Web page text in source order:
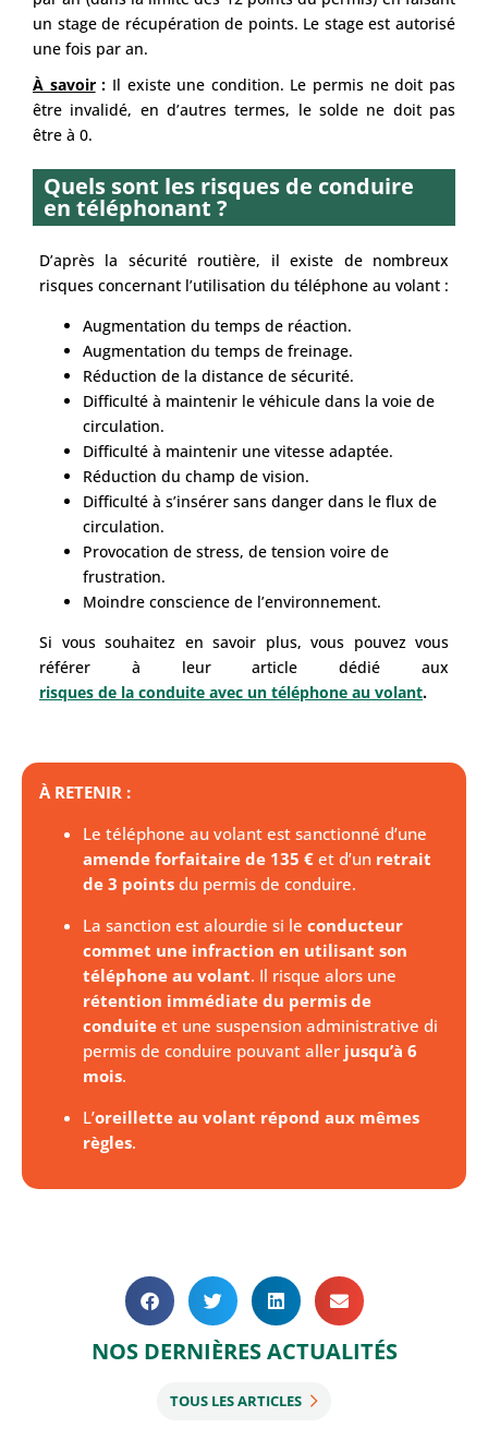
un stage de récupération de points. Le stage est autorisé
une fois par an.
À savoir: Il existe une condition. Le permis ne doit pas
être invalidé, en d’autres termes, le solde ne doit pas
être à 0.
Quels sont les risques de conduire
en téléphonant ?
D’après la sécurité routière, il existe de nombreux
risques concernant l’utilisation du téléphone au volant :
Augmentation du temps de réaction.
Augmentation du temps de freinage.
Réduction de la distance de sécurité.
Difficulté à maintenir le véhicule dans la voie de
circulation.
Difficulté à maintenir une vitesse adaptée.
Réduction du champ de vision.
Difficulté à s’insérer sans danger dans le flux de
circulation.
Provocation de stress, de tension voire de
frustration.
Moindre conscience de l’environnement.
Si vous souhaitez en savoir plus, vous pouvez vous
référer à leur article dédié aux
risques de la conduite avec un téléphone au volant.
À RETENIR :
Le téléphone au volant est sanctionné d’une
amende forfaitaire de 135 € et d’un retrait
de 3 points du permis de conduire.
La sanction est alourdie si le conducteur
commet une infraction en utilisant son
téléphone au volant. Il risque alors une
rétention immédiate du permis de
conduite et une suspension administrative di
permis de conduire pouvant aller jusqu’à 6
mois.
L’oreillette au volant répond aux mêmes
règles.
NOS DERNIÈRES ACTUALITÉS
TOUS LES ARTICLES